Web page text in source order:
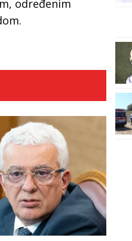
određenim